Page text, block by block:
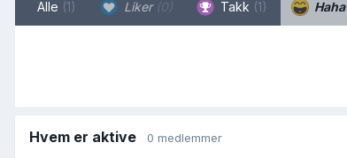
Alle (1) Liker (0) Takk (1) Haha
Hvem er aktive 0 medlemmer